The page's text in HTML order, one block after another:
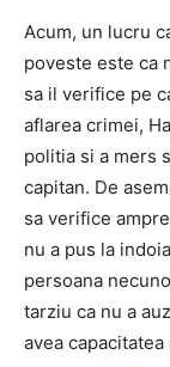
Acum, un lucru
poveste este ca
sa il verifice pe
aflarea crimei,
politia si a mers
capitan. De
sa verifice
nu a pus la
persoana
tarziu ca nu a
avea